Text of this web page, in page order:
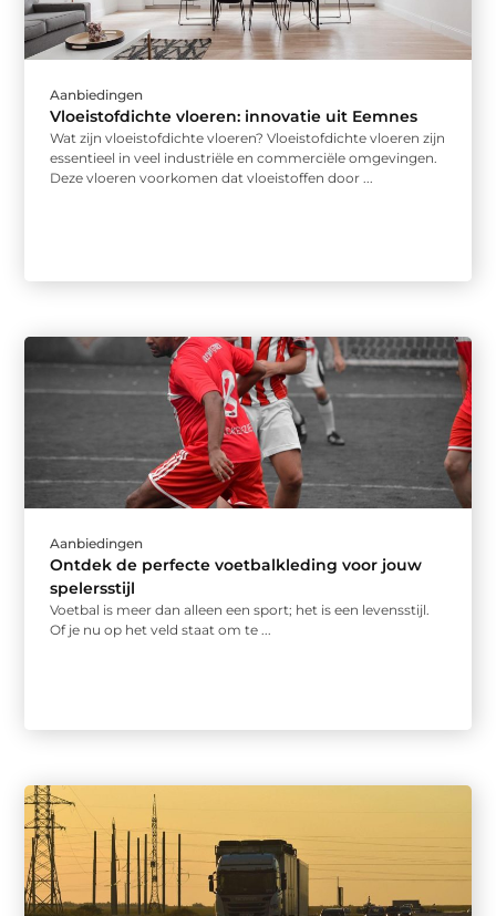
Aanbiedingen
Vloeistofdichte vloeren: innovatie uit Eemnes
Wat zijn vloeistofdichte vloeren? Vloeistofdichte vloeren zijn
essentieel in veel industriële en commerciële omgevingen.
Deze vloeren voorkomen dat vloeistoffen door ...
Aanbiedingen
Ontdek de perfecte voetbalkleding voor jouw
spelersstijl
Voetbal is meer dan alleen een sport; het is een levensstijl.
Of je nu op het veld staat om te ...